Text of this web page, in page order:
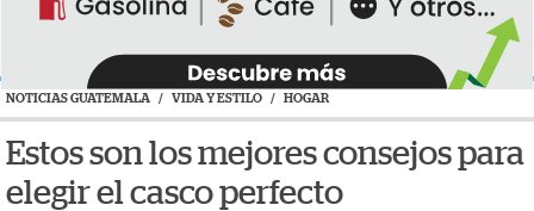
NOTICIAS GUATEMALA / VIDA Y ESTILO / HOGAR
Estos son los mejores consejos para
elegir el casco perfecto